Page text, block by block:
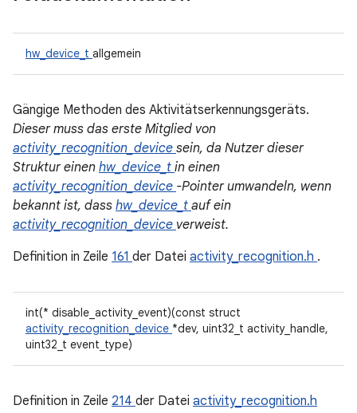
hw_device_t allgemein
Gängige Methoden des Aktivitätserkennungsgeräts.
Dieser muss das erste Mitglied von
activity_recognition_device sein, da Nutzer dieser
Struktur einen hw_device_t in einen
activity_recognition_device -Pointer umwandeln, wenn
bekannt ist, dass hw_device_t auf ein
activity_recognition_device verweist.
Definition in Zeile 161 der Datei activity_recognition.h .
int(* disable_activity_event)(const struct
activity_recognition_device *dev, uint32_t activity_handle,
uint32_t event_type)
Definition in Zeile 214 der Datei activity_recognition.h